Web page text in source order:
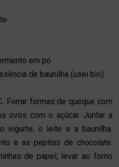
em pó
de baunilha (usei bio)
Forrar formas de queque com
ovos com o açúcar. Juntar a
iogurte, o leite e a baunilha.
e as pepitas de chocolate.
de papel, levar ao forno